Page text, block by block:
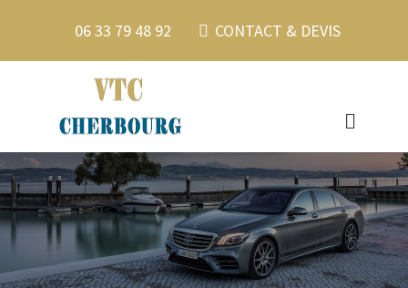
06 33 79 48 92 CONTACT & DEVIS